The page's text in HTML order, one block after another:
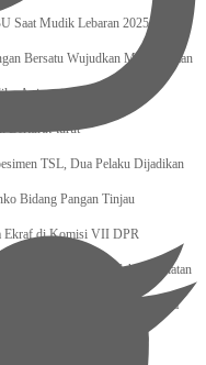
Saat Mudik Lebaran 2025
Bersatu Wujudkan Mudik Aman
Animasi Jumbo
Berturut-turut
TSL, Dua Pelaku Dijadikan
Bidang Pangan Tinjau
Ekraf di Komisi VII DPR
untuk Program Cek Kesehatan
Terluar Indonesia Malaysia
Agama pada 29